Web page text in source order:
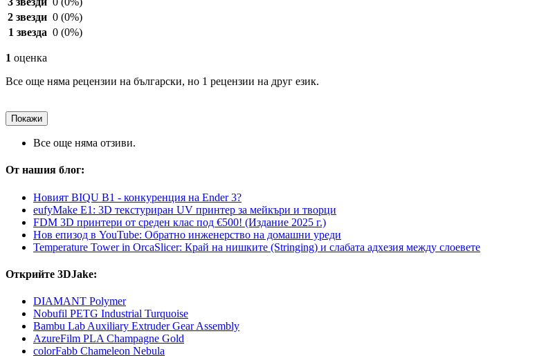
2 звезди 0 (0%)
1 звезда 0 (0%)
1 оценка
Все още няма рецензии на български, но 1 рецензии на друг език.
Покажи
Все още няма отзиви.
От нашия блог:
Новият BIQU B1 - конкуренция на Ender 3?
eufyMake E1: 3D текстуриран UV принтер за мейкъри и творци
FDM 3D принтери от среден клас под €500! (Издание 2025 г.)
Нов епизод в YouTube: Обратно инженерство на домашни уреди
Temperature Tower in OrcaSlicer: Край на нишките (Stringing) и слабата адхезия между слоевете
Открийте 3DJake:
DIAMANT Polymer
Nobufil PETG Industrial Turquoise
Bambu Lab Auxiliary Extruder Gear Assembly
AzureFilm PLA Champagne Gold
colorFabb Chameleon Nebula